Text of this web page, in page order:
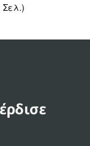
Σελ.)